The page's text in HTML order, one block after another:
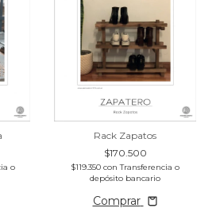
o
Rack Zapatos
$170.500
$119.350 con Transferencia o
depósito bancario
Comprar